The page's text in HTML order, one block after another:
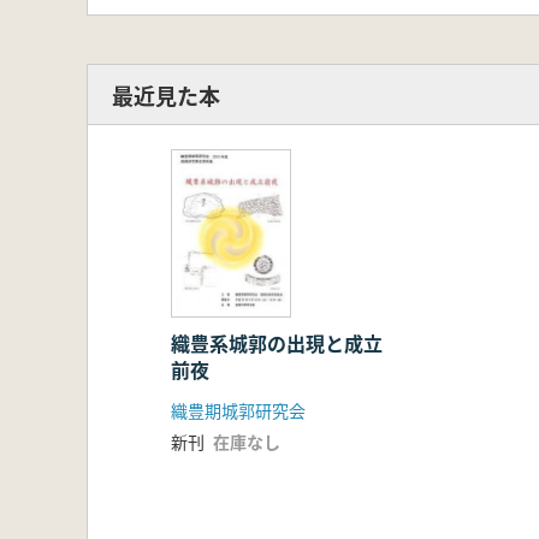
最近見た本
織豊系城郭の出現と成立
前夜
織豊期城郭研究会
新刊 在庫なし